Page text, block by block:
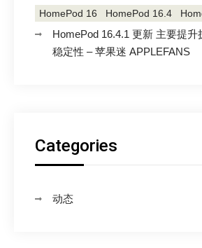
HomePod 16 HomePod 16.4
HomePod 16.4.1 更新 主要提
稳定性 – 苹果迷 APPLEFANS
Categories
动态